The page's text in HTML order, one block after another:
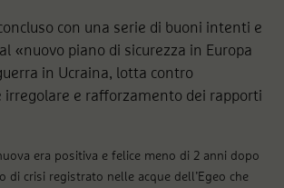
concluso con una serie di buoni intenti e
«nuovo piano di sicurezza in Europa
in Ucraina, lotta contro
irregolare e rafforzamento dei rapporti
era positiva e felice meno di 2 anni dopo
di crisi registrato nelle acque dell’Egeo che